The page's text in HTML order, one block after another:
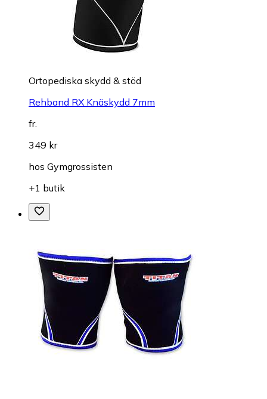
Ortopediska skydd & stöd
Rehband RX Knäskydd 7mm
fr.
349 kr
hos Gymgrossisten
+1 butik